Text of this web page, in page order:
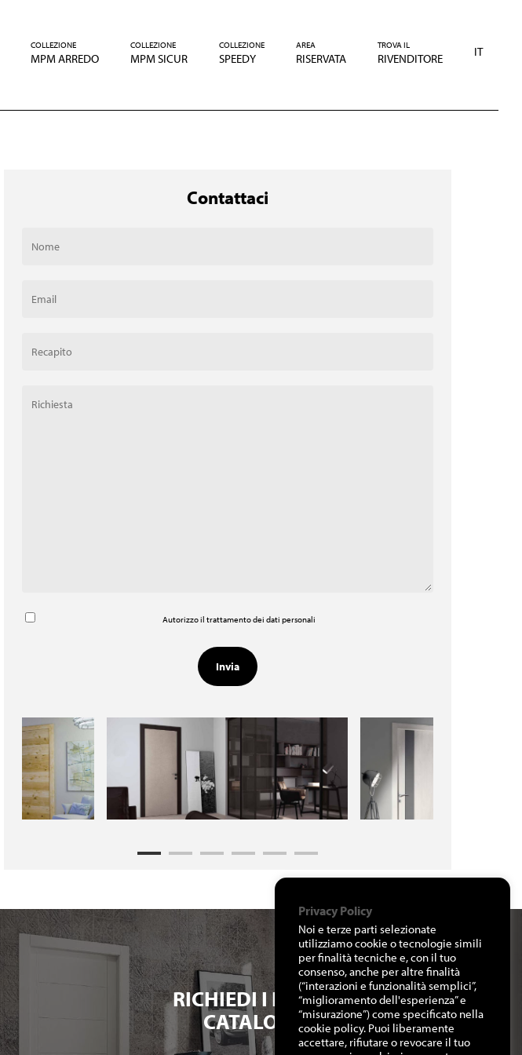
COLLEZIONE
MPM ARREDO
COLLEZIONE
MPM SICUR
COLLEZIONE
SPEEDY
AREA
RISERVATA
TROVA IL
RIVENDITORE IT
Contattaci
Autorizzo il trattamento dei dati personali
RICHIEDI I NOSTRI
CATALOGHI
Privacy Policy
Noi e terze parti selezionate
utilizziamo cookie o tecnologie simili
per finalità tecniche e, con il tuo
consenso, anche per altre finalità
(“interazioni e funzionalità semplici”,
“miglioramento dell'esperienza” e
“misurazione”) come specificato nella
cookie policy. Puoi liberamente
accettare, rifiutare o revocare il tuo